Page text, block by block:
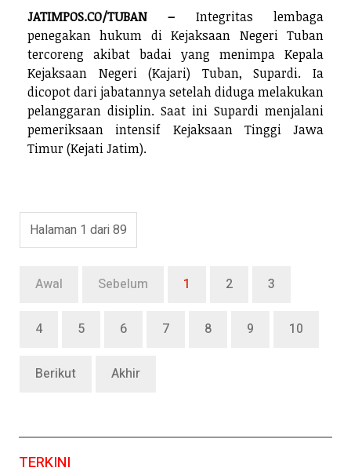
JATIMPOS.CO/TUBAN – Integritas lembaga
penegakan hukum di Kejaksaan Negeri Tuban
tercoreng akibat badai yang menimpa Kepala
Kejaksaan Negeri (Kajari) Tuban, Supardi. Ia
dicopot dari jabatannya setelah diduga melakukan
pelanggaran disiplin. Saat ini Supardi menjalani
pemeriksaan intensif Kejaksaan Tinggi Jawa
Timur (Kejati Jatim).
Halaman 1 dari 89
Awal Sebelum 1 2 3
4 5 6 7 8 9 10
Berikut Akhir
TERKINI